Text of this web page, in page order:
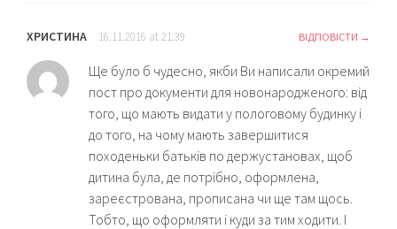
ХРИСТИНА 16.11.2016 at 21:39 ВІДПОВІСТИ
Ще було б чудесно, якби Ви написали окремий
пост про документи для новонародженого: від
того, що мають видати у пологовому будинку і
до того, на чому мають завершитися
походеньки батьків по держустановах, щоб
дитина була, де потрібно, оформлена,
зареєстрована, прописана чи ще там щось.
Тобто, що оформляти і куди за тим ходити. І